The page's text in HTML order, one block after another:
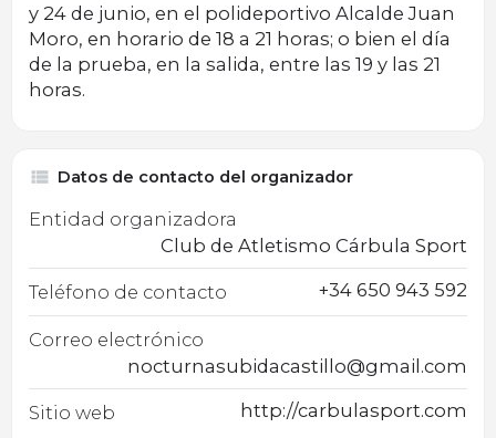
y 24 de junio, en el polideportivo Alcalde Juan
Moro, en horario de 18 a 21 horas; o bien el día
de la prueba, en la salida, entre las 19 y las 21
horas.
Datos de contacto del organizador
Entidad organizadora
Club de Atletismo Cárbula Sport
Teléfono de contacto +34 650 943 592
Correo electrónico
nocturnasubidacastillo@gmail.com
Sitio web http://carbulasport.com